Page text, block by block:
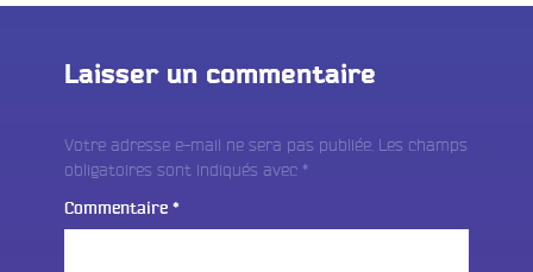
Laisser un commentaire
Votre adresse e-mail ne sera pas publiée. Les champs
obligatoires sont indiqués avec *
Commentaire *